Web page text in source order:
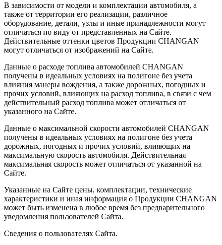
В зависимости от модели и комплектации автомобиля, а
также от территории его реализации, различное
оборудование, детали, узлы и иные принадлежности могут
отличаться по виду от представленных на Сайте.
Действительные оттенки цветов Продукции CHANGAN
могут отличаться от изображений на Сайте.
Данные о расходе топлива автомобилей CHANGAN
получены в идеальных условиях на полигоне без учета
влияния манеры вождения, а также дорожных, погодных и
прочих условий, влияющих на расход топлива, в связи с чем
действительный расход топлива может отличаться от
указанного на Сайте.
Данные о максимальной скорости автомобилей CHANGAN
получены в идеальных условиях на полигоне без учета
дорожных, погодных и прочих условий, влияющих на
максимальную скорость автомобиля. Действительная
максимальная скорость может отличаться от указанной на
Сайте.
Указанные на Сайте цены, комплектации, технические
характеристики и иная информация о Продукции CHANGAN
может быть изменена в любое время без предварительного
уведомления пользователей Сайта.
Сведения о пользователях Сайта.